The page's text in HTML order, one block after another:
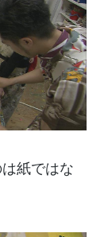
紙ではな